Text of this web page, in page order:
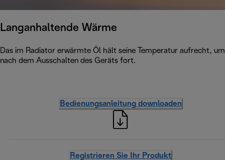
Langanhaltende Wärme
Das im Radiator erwärmte Öl hält seine Temperatur aufrecht,
nach dem Ausschalten des Geräts fort.
Bedienungsanleitung downloaden
Registrieren Sie Ihr Produkt